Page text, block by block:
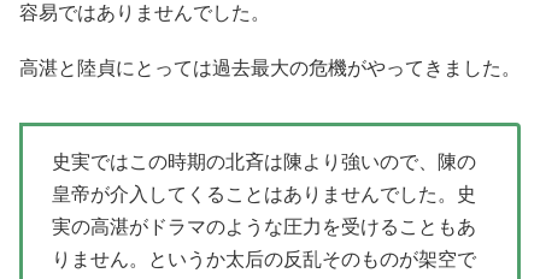
容易ではありませんでした。
高湛と陸貞にとっては過去最大の危機がやってきました。
史実ではこの時期の北斉は陳より強いので、陳の
皇帝が介入してくることはありませんでした。史
実の高湛がドラマのような圧力を受けることもあ
りません。というか太后の反乱そのものが架空で